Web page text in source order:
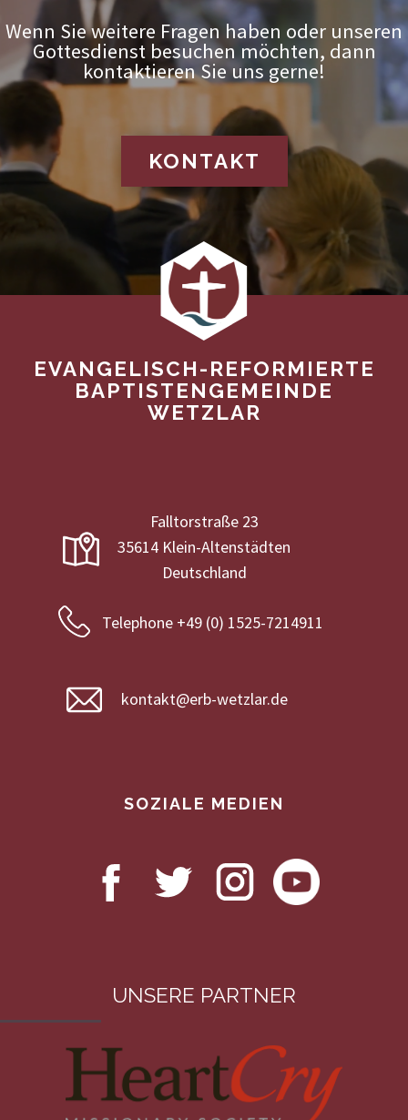
Wenn Sie weitere Fragen haben oder unseren
Gottesdienst besuchen möchten, dann
kontaktieren Sie uns gerne!
KONTAKT
EVANGELISCH-REFORMIERTE
BAPTISTENGEMEINDE
WETZLAR
Falltorstraße 23
35614 Klein-Altenstädten
Deutschland
Telephone +49 (0) 1525-7214911
kontakt@erb-wetzlar.de
SOZIALE MEDIEN
UNSERE PARTNER